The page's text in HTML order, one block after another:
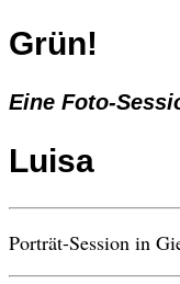
Grün!
Eine Foto-
Luisa
Porträt-Session in